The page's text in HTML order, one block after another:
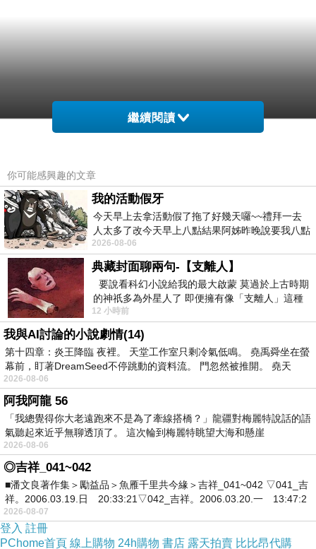
繼續閱讀
你可能感興趣的文章
我的活動假牙
今天早上去拿活動假了拖了好幾天囉~~禮拜一去
人太多了改今天早上八點結果阿姊昨晚說要我八點
去西螺農會~回到莿桐都8點半多了
2026-08-06
典藏封面聊兩句-【支離人】
要說看科幻小說給我的最大啟蒙 莫過於上古時期
的神祇多為外星人了 即便擁有像「支離人」這種
驚世駭俗的神通法門 也未必讀
12 小時前
我與AI討論的小說劇情(14)
第十四章：炎王降臨 夜裡。 天堂工作室只剩冷氣低鳴。 堯禹舜坐在螢
幕前，盯著DreamSeed不停跳動的資料流。 門忽然被推開。 堯天
2026-08-06
阿我阿龍 56
「我總覺得你大老遠跑來不是為了牽線搭橋？」龍疆對梅麗特說話的語
氣聽起來近乎無聊透頂了。 這次輪到梅麗特眺望大海和懸崖
2026-08-06
◎吉祥_041~042
■潘文良著作集＞勵益品＞魚雁千里共今緣＞吉祥_041~042 ▽041_吉
祥。2006.03.19.日 20:33:21▽042_吉祥。2006.03.20.一 13:47:2
2026-08-07
登入 註冊
PChome首頁 線上購物 24h購物 書店 露天拍賣 比比昂代購